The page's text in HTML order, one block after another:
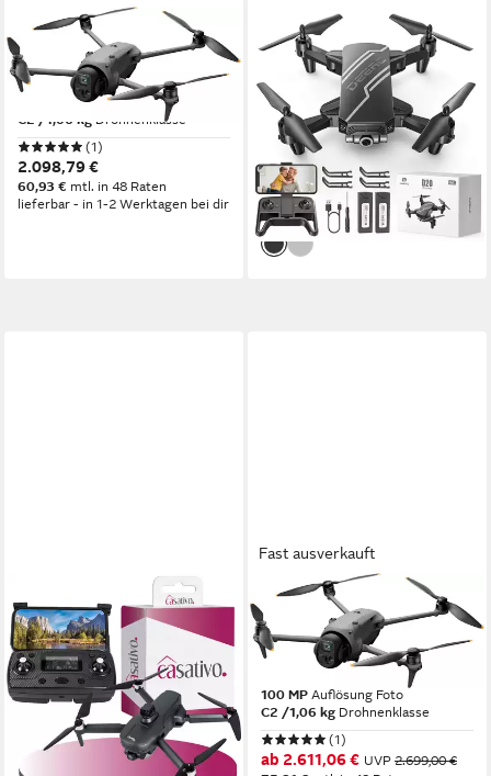
DJI
Mavic 4 Pro Drohne
6016 x 3384 Auflösung Video
Auflösung Foto
C2 /1,06 kg Drohnenklasse
(1)
2.098,79 €
60,93 € mtl. in 48 Raten
lieferbar - in 1-2 Werktagen bei dir
DEERC
Mini, mit 1080P Kamera für
Kinder, optischem Fluss,
faltbar Drohne
20 min Flugzeit
45,99 € UVP 57,00 €
-19%
lieferbar - in 2-3 Werktagen bei dir
Profi GPS-Drohne mit 4K-
Kamera faltbar 360°
Hindernis-Sensor Live-View
Drohne
25 min Flugzeit
Fast ausverkauft
DJI
DJI Mavic 4 Pro Fly More
Combo Drohne
Auflösung Video
100 MP Auflösung Foto
C2 /1,06 kg Drohnenklasse
(1)
ab 2.611,06 € UVP 2.699,00 €